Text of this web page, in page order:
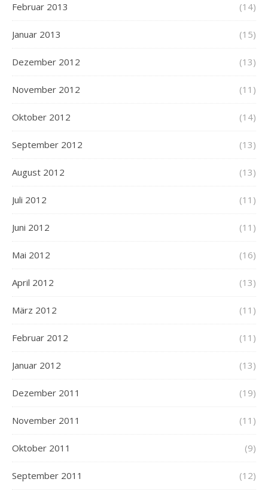
Februar 2013 (14)
Januar 2013 (15)
Dezember 2012 (13)
November 2012 (11)
Oktober 2012 (14)
September 2012 (13)
August 2012 (13)
Juli 2012 (11)
Juni 2012 (11)
Mai 2012 (16)
April 2012 (13)
März 2012 (11)
Februar 2012 (11)
Januar 2012 (13)
Dezember 2011 (19)
November 2011 (11)
Oktober 2011 (9)
September 2011 (12)